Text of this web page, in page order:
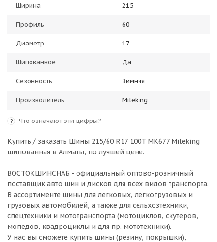
Ширина 215
Профиль 60
Диаметр 17
Шипованное Да
Сезонность Зимняя
Производитель Mileking
? Что означают эти цифры?
Купить / заказать Шины 215/60 R17 100T MK677 Mileking
шипованная в Алматы, по лучшей цене.
ВОСТОКШИНСНАБ - официальный оптово-розничный
поставщик авто шин и дисков для всех видов транспорта.
В ассортименте шины для легковых, легкогрузовых и
грузовых автомобилей, а также для сельхозтехники,
спецтехники и мототранспорта (мотоциклов, скутеров,
мопедов, квадроциклы и для пр. мототехники).
У нас вы сможете купить шины (резину, покрышки),